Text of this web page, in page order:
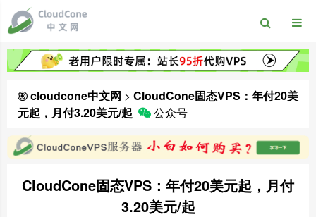
cloudcone中文网 > CloudCone固态VPS：年付20美
元起，月付3.20美元/起
公众号
CloudCone固态VPS：年付20美元起，月付
3.20美元/起